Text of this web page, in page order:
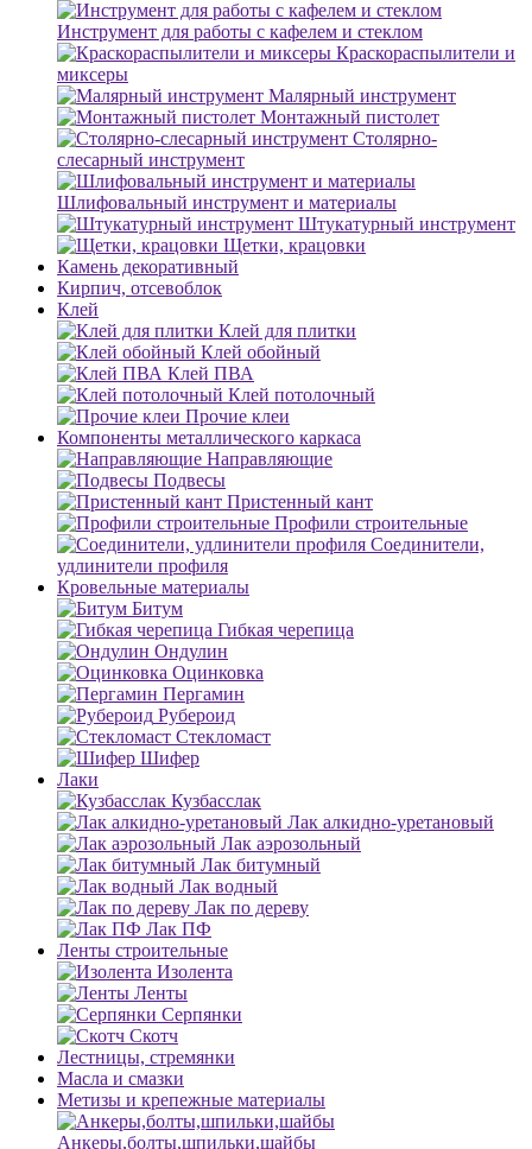
Инструмент для работы с кафелем и стеклом
Краскораспылители и
миксеры
Малярный инструмент
Монтажный пистолет
Столярно-
слесарный инструмент
Шлифовальный инструмент и материалы
Штукатурный инструмент
Щетки, крацовки
Камень декоративный
Кирпич, отсевоблок
Клей
Клей для плитки
Клей обойный
Клей ПВА
Клей потолочный
Прочие клеи
Компоненты металлического каркаса
Направляющие
Подвесы
Пристенный кант
Профили строительные
Соединители,
удлинители профиля
Кровельные материалы
Битум
Гибкая черепица
Ондулин
Оцинковка
Пергамин
Рубероид
Стекломаст
Шифер
Лаки
Кузбасслак
Лак алкидно-уретановый
Лак аэрозольный
Лак битумный
Лак водный
Лак по дереву
Лак ПФ
Ленты строительные
Изолента
Ленты
Серпянки
Скотч
Лестницы, стремянки
Масла и смазки
Метизы и крепежные материалы
Анкеры,болты,шпильки,шайбы